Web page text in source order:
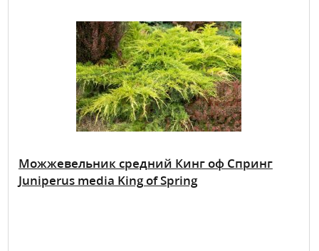
Можжевельник средний Кинг оф Спринг
Juniperus media King of Spring